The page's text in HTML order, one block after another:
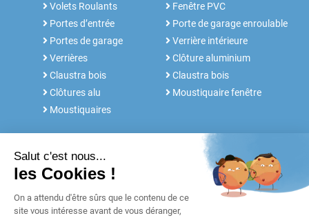
Volets Roulants
Portes d’entrée
Portes de garage
Verrières
Claustra bois
Clôtures alu
Moustiquaires
Fenêtre PVC
Porte de garage enroulable
Verrière intérieure
Clôture aluminium
Claustra bois
Moustiquaire fenêtre
NOS SERVICES
Rdv conseil
Notices et Tutos
Réalisations
FABRICANT DEPUIS 30 ANS
Notre histoire
POUR LES
PROFESSIONNELS